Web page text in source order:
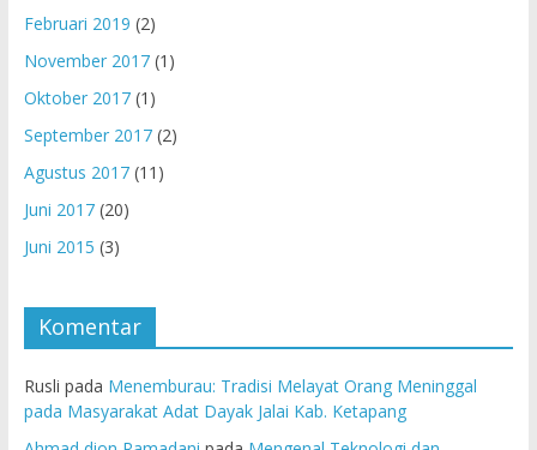
Februari 2019 (2)
November 2017(1)
Oktober 2017(1)
September 2017(2)
Agustus 2017(11)
Juni 2017(20)
Juni 2015 (3)
Komentar
Rusli pada Menemburau: Tradisi Melayat Orang Meninggal
pada Masyarakat Adat Dayak Jalai Kab. Ketapang